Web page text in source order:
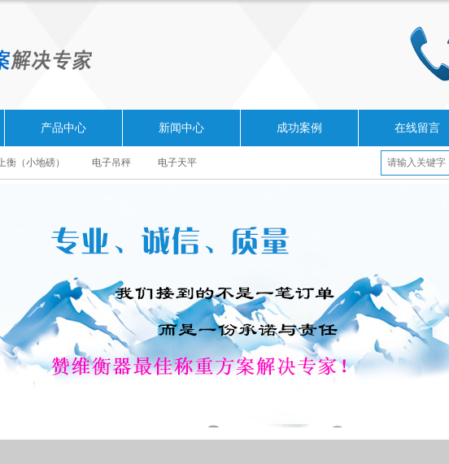
产品中心 新闻中心 成功案例 在线留言
衡（小地磅） 电子吊秤 电子天平